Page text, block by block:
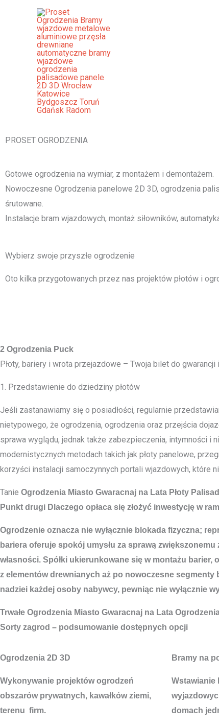
Ogrodzenia Puck Bramy
Palisadowe Stalowe Frontowe
[smartslider3 slider="2"]
PROSET OGRODZENIA
Gotowe ogrodzenia na wymiar, z montażem i demontażem.
Nowoczesne Ogrodzenia panelowe 2D 3D, ogrodzenia
śrutowane.
Instalacje bram wjazdowych, montaż siłowników,
Wybierz swoje przyszłe ogrodzenie
Oto kilka przygotowanych przez nas projektów płotów i
2 Ogrodzenia Puck
Płoty, bariery i wrota przejazdowe – Twoja bilet do gwarancji
1. Przedstawienie do dziedziny płotów
Jeśli zastanawiamy się o posiadłości, regularnie
nietypowego, że ogrodzenia, ogrodzenia oraz przejścia
sprawa wyglądu, jednak także zabezpieczenia, intymności i
modernistycznych metodach takich jak płoty panelowe,
korzyści instalacji samoczynnych portali wjazdowych, które
Tanie Ogrodzenia Miasto Gwaracnaj na Lata Płoty
Punkt drugi Dlaczego opłaca się złożyć inwestycję w
Ogrodzenie oznacza nie wyłącznie blokada fizyczna;
bariera oferuje spokój umysłu za sprawą
własności. Spółki ukierunkowane się w montażu
z elementów drewnianych aż po nowoczesne
nadziei każdej osoby nabywcy, pewniąc nie wyłącznie
Trwałe Ogrodzenia Miasto Gwaracnaj na Lata
Sorty zagrod – podsumowanie dostępnych opcji
Ogrodzenia 2D 3D
Wykonywanie projektów ogrodzeń
obszarów prywatnych, kawałków ziemi,
terenu firm.
Bramy na
Wstawianie
domach